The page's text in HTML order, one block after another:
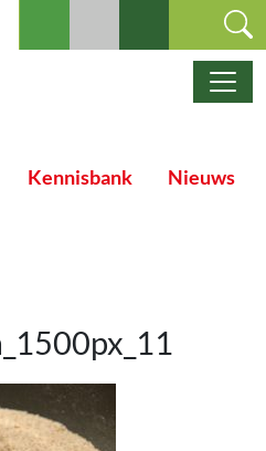
Kennisbank Nieuws